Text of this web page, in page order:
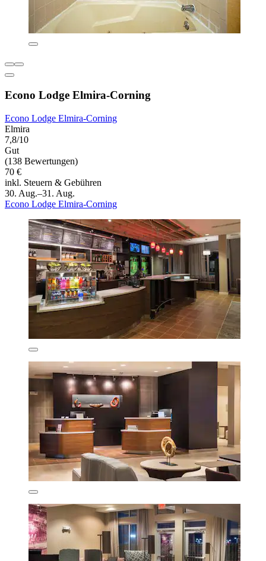
Econo Lodge Elmira-Corning
Econo Lodge Elmira-Corning
Elmira
7,8/10
Gut
(138 Bewertungen)
70 €
inkl. Steuern & Gebühren
30. Aug.–31. Aug.
Econo Lodge Elmira-Corning